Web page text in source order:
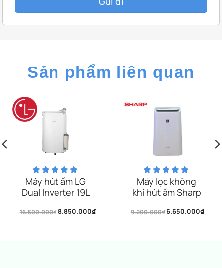
Sản phẩm liên quan
Máy hút ẩm LG
Dual Inverter 19L
16.500.000₫ 8.850.000₫
Máy lọc không
khí hút ẩm Sharp
9.200.000₫ 6.650.000₫